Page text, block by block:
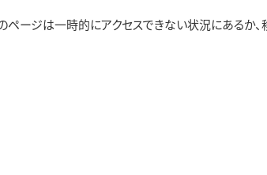
ページは一時的にアクセスできない状況にあるか、